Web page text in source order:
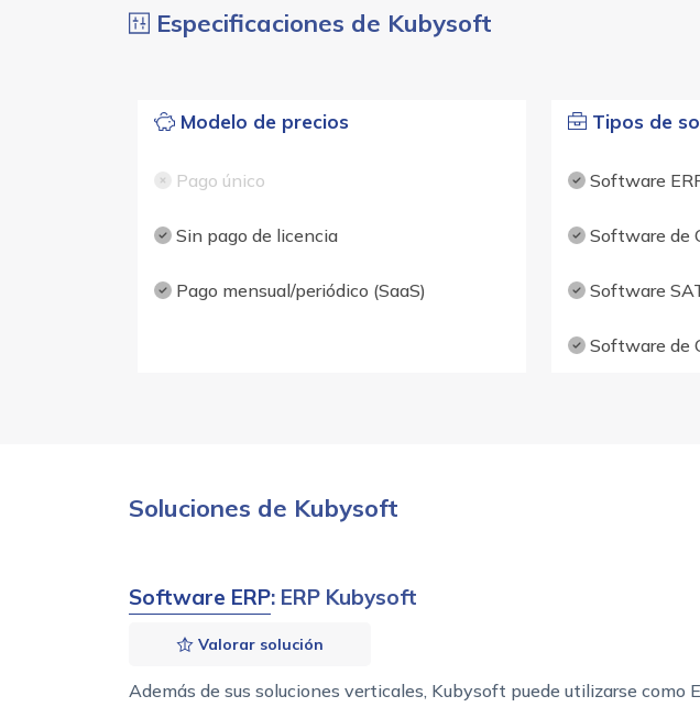
Especificaciones de Kubysoft
Modelo de precios
Pago único
Sin pago de licencia
Pago mensual/periódico (SaaS)
Tipos de
Software
Software de
Software
Software de
Soluciones de Kubysoft
Software ERP: ERP Kubysoft
Valorar solución
Además de sus soluciones verticales, Kubysoft puede utilizarse como